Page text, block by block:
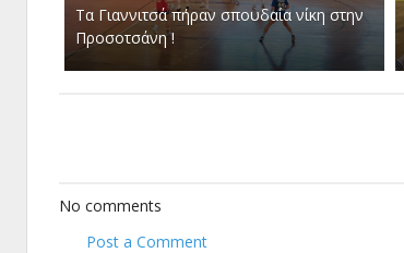
Τα Γιαννιτσά πήραν σπουδαία νίκη στην
Προσοτσάνη !
No comments
Post a Comment